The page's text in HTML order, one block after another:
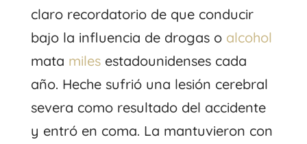
claro recordatorio de que conducir
bajo la influencia de drogas o alcohol
mata miles estadounidenses cada
año. Heche sufrió una lesión cerebral
severa como resultado del accidente
y entró en coma. La mantuvieron con